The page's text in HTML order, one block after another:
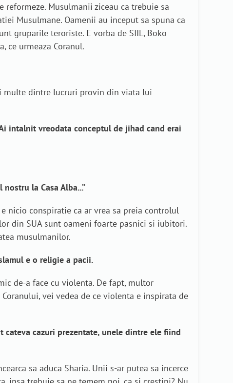
Musulmanii ziceau ca trebuie sa
Musulmane. Oamenii au inceput sa spuna ca
gruparile teroriste. E vorba de SIIL, Boko
ce urmeaza Coranul.
multe dintre lucruri provin din viata lui
intalnit vreodata conceptul de jihad cand erai
la Casa Alba...”
nicio conspiratie ca ar vrea sa preia controlul
din SUA sunt oameni foarte pasnici si iubitori.
musulmanilor.
e o religie a pacii.
de-a face cu violenta. De fapt, multor
vei vedea de ce violenta e inspirata de
cateva cazuri prezentate, unele dintre ele fiind
sa aduca Sharia. Unii s-ar putea sa incerce